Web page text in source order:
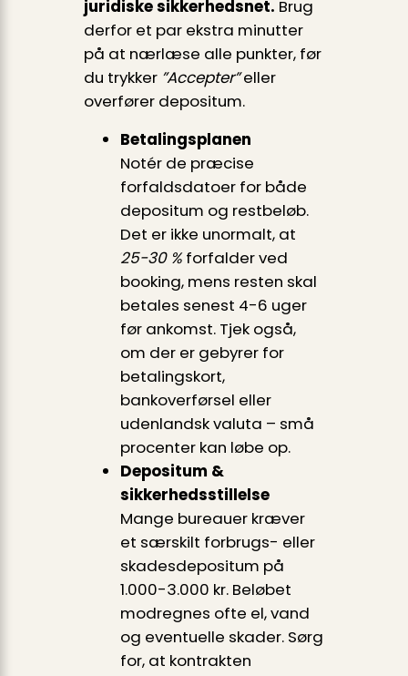
juridiske sikkerhedsnet. Brug
derfor et par ekstra minutter
på at nærlæse alle punkter, før
du trykker ”Accepter”eller
overfører depositum.
Betalingsplanen
Notér de præcise
forfaldsdatoer for både
depositum og restbeløb.
Det er ikke unormalt, at
25-30 %forfalder ved
booking, mens resten skal
betales senest 4-6 uger
før ankomst. Tjek også,
om der er gebyrer for
betalingskort,
bankoverførsel eller
udenlandsk valuta – små
procenter kan løbe op.
Depositum &
sikkerhedsstillelse
Mange bureauer kræver
et særskilt forbrugs- eller
skadesdepositum på
1.000-3.000 kr. Beløbet
modregnes ofte el, vand
og eventuelle skader. Sørg
for, at kontrakten